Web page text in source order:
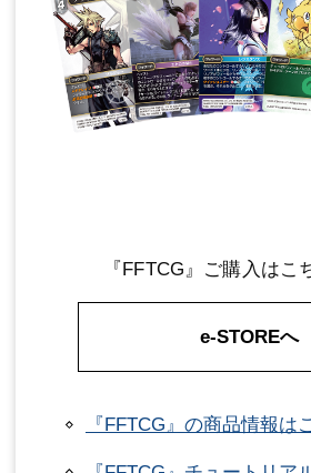
『FFTCG』ご購入はこ
e-STOREへ
『FFTCG』の商品情報は